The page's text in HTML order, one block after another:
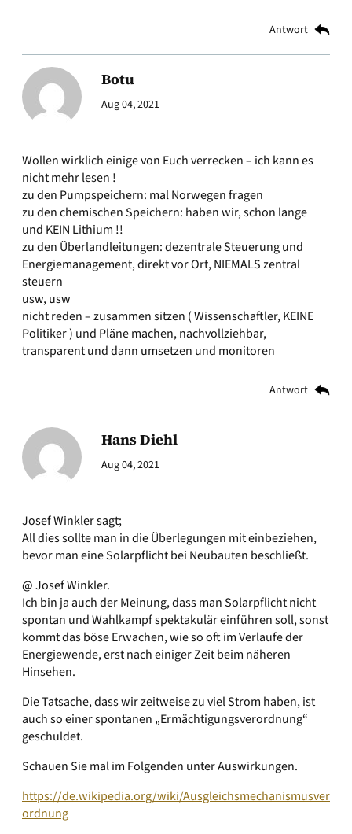
Antwort
Botu
Aug 04, 2021
Wollen wirklich einige von Euch verrecken – ich kann es
nicht mehr lesen !
zu den Pumpspeichern: mal Norwegen fragen
zu den chemischen Speichern: haben wir, schon lange
und KEIN Lithium !!
zu den Überlandleitungen: dezentrale Steuerung und
Energiemanagement, direkt vor Ort, NIEMALS zentral
steuern
usw, usw
nicht reden – zusammen sitzen ( Wissenschaftler, KEINE
Politiker ) und Pläne machen, nachvollziehbar,
transparent und dann umsetzen und monitoren
Antwort
Hans Diehl
Aug 04, 2021
Josef Winkler sagt;
All dies sollte man in die Überlegungen mit einbeziehen,
bevor man eine Solarpflicht bei Neubauten beschließt.
@ Josef Winkler.
Ich bin ja auch der Meinung, dass man Solarpflicht nicht
spontan und Wahlkampf spektakulär einführen soll, sonst
kommt das böse Erwachen, wie so oft im Verlaufe der
Energiewende, erst nach einiger Zeit beim näheren
Hinsehen.
Die Tatsache, dass wir zeitweise zu viel Strom haben, ist
auch so einer spontanen „Ermächtigungsverordnung“
geschuldet.
Schauen Sie mal im Folgenden unter Auswirkungen.
https://de.wikipedia.org/wiki/Ausgleichsmechanismusver
ordnung